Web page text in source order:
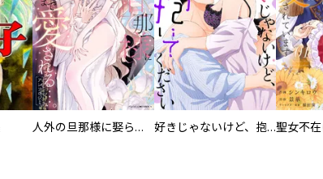
人外の旦那様に娶られ毎晩ナカまで愛される…。アンソロジー 好きじゃないけど、抱いてください【電子単行本版／特典おまけ付き】